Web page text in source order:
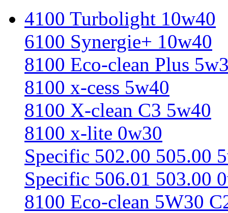
4100 Turbolight 10w40
6100 Synergie+ 10w40
8100 Eco-clean Plus
8100 x-cess 5w40
8100 X-clean С3 5w40
8100 x-lite 0w30
Specific 502.00 505.00
Specific 506.01 503.00
8100 Eco-clean 5W30